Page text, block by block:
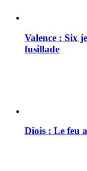
Valence : Six
fusillade
Diois : Le feu